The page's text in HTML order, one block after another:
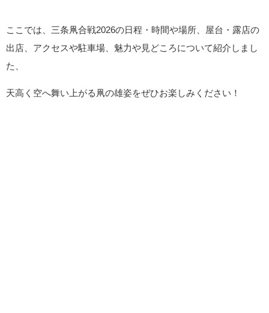
ここでは、三条凧合戦2026の日程・時間や場所、屋台・露店の
出店、アクセスや駐車場、魅力や見どころについて紹介しまし
た、
天高く空へ舞い上がる凧の雄姿をぜひお楽しみください！